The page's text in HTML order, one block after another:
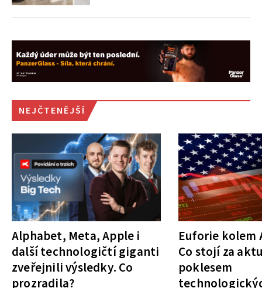
NEJČTENĚJŠÍ
Alphabet, Meta, Apple i
další technologičtí giganti
zveřejnili výsledky. Co
prozradila?
Euforie kolem
Co stojí za
poklesem